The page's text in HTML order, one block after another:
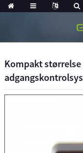
Kompakt